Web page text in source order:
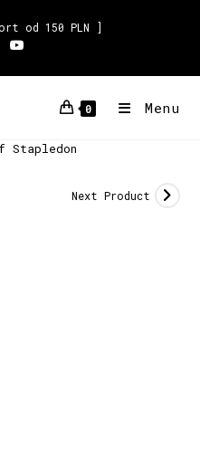
od 150 PLN ]
0 Menu
Stapledon
Next Product